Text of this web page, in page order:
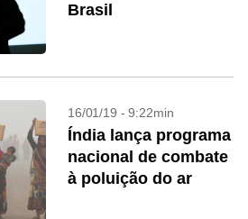
Brasil
16/01/19 - 9:22min
Índia lança programa
nacional de combate
à poluição do ar